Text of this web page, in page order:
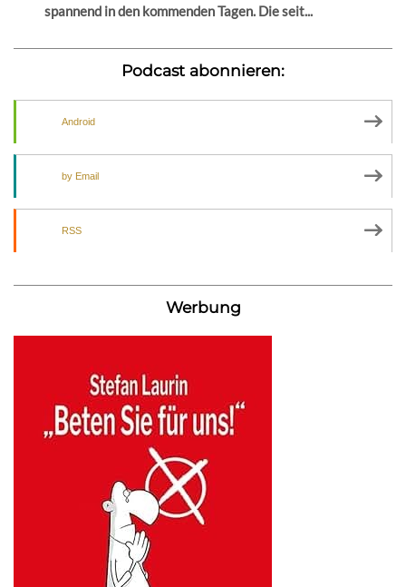
spannend in den kommenden Tagen. Die seit...
Podcast abonnieren:
Android
by Email
RSS
Werbung